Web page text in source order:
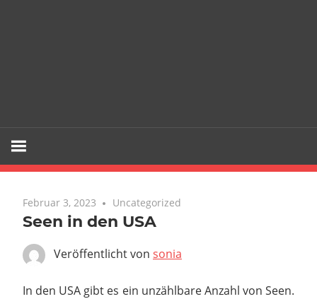
Februar 3, 2023 Uncategorized
Seen in den USA
Veröffentlicht von sonia
In den USA gibt es ein unzählbare Anzahl von Seen.